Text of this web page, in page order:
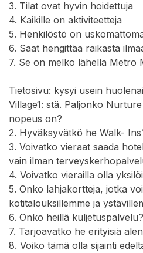
3. Tilat ovat hyvin hoidettuja
4. Kaikille on aktiviteetteja
5. Henkilöstö on
6. Saat hengittää raikasta
7. Se on melko lähellä Metro
Tietosivu: kysyi usein
Village1: stä. Paljonko
nopeus on?
2. Hyväksyvätkö he Walk-
3. Voivatko vieraat saada
vain ilman
4. Voivatko vierailla olla
5. Onko lahjakortteja, jotka
kotitalouksillemme ja
6. Onko heillä kuljetuspalvelu?
7. Tarjoavatko he erityisiä
8. Voiko tämä olla sijainti